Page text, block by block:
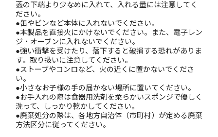
蓋の下端より少なめに入れて、入れる量には注意してく
ださい。
●缶やビンなど本体に入れないでください。
●本製品を直接火にかけないでください。また、電子レン
ジ・オーブンに入れないでください。
●強い衝撃を受けたり、落下すると破損する恐れがありま
す。取り扱いに注意してください。
●ストーブやコンロなど、火の近くに置かないでくださ
い。
●小さなお子様の手の届かない場所に置いてください。
●お手入れの際は食器用洗剤を柔らかいスポンジで優しく
洗って、しっかり乾かしてください。
●廃棄処分の際は、各地方自治体（市町村）が定める廃棄
方法区分に従ってください。